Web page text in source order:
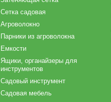
Сетка садовая
Агроволокно
Парники из агроволокна
Емкости
Ящики, органайзеры для
инструментов
Садовый инструмент
Садовая мебель